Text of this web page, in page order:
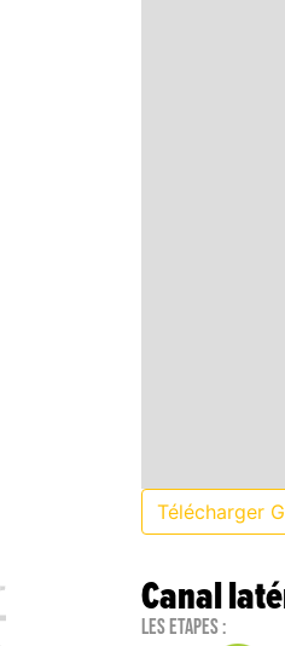
Télécharger
Canal
Les étapes :